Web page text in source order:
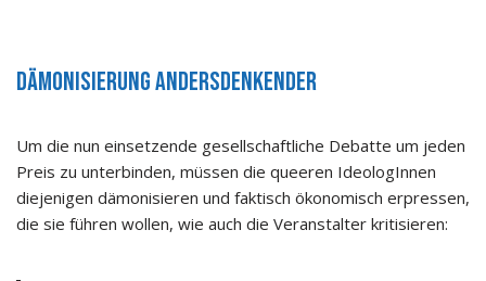
Dämonisierung Andersdenkender
Um die nun einsetzende gesellschaftliche Debatte um jeden
Preis zu unterbinden, müssen die queeren IdeologInnen
diejenigen dämonisieren und faktisch ökonomisch erpressen,
die sie führen wollen, wie auch die Veranstalter kritisieren: